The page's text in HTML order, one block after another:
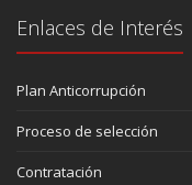
Enlaces de Interés
Plan Anticorrupción
Proceso de selección
Contratación